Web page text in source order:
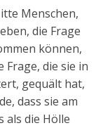
Menschen,
die Frage
können,
Frage, die sie in
gequält hat,
dass sie am
als die Hölle